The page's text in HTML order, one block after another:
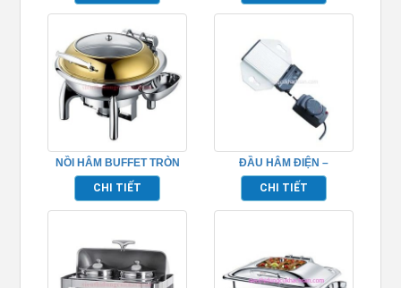
NỒI HÂM BUFFET TRÒN
NẮP KÍNH – TP697018
CHI TIẾT
ĐẦU HÂM ĐIỆN –
TP697103
CHI TIẾT